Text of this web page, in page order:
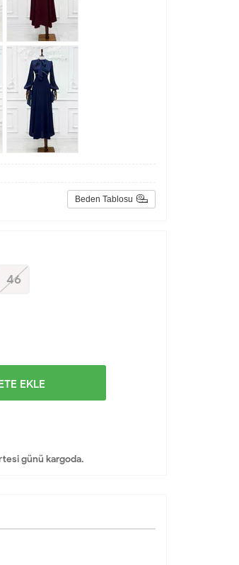
Beden Tablosu
46
EKLE
günü kargoda.